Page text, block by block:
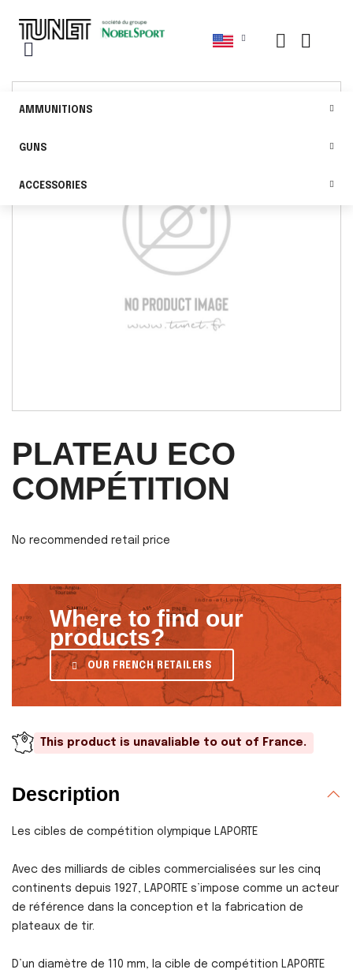
AMMUNITIONS
GUNS
ACCESSORIES
PLATEAU ECO
COMPÉTITION
No recommended retail price
Where to find our
products?
OUR FRENCH RETAILERS
This product is unavaliable to out of France.
Description
Les cibles de compétition olympique LAPORTE
Avec des milliards de cibles commercialisées sur les cinq
continents depuis 1927, LAPORTE s’impose comme un acteur
de référence dans la conception et la fabrication de
plateaux de tir.
D’un diamètre de 110 mm, la cible de compétition LAPORTE